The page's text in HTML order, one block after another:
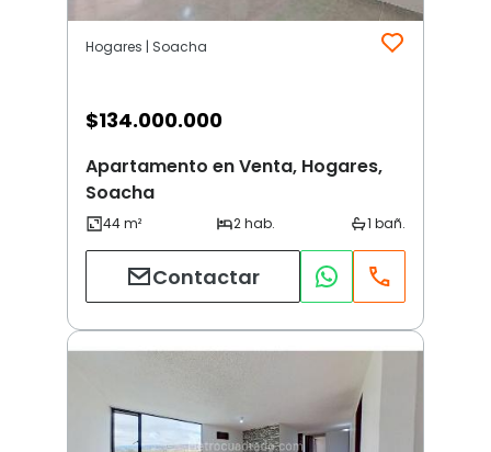
Hogares | Soacha
$134.000.000
Apartamento en Venta, Hogares,
Soacha
Contactar